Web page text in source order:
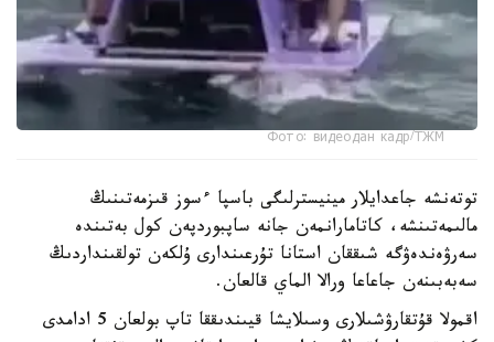
Фото: видеодан кадр/ТЖМ
توتەنشە جاعدايلار مينيسترلىگى باسپا ءسوز قىزمەتىنىڭ
مالىمەتىنشە، كاتامارانمەن جانە ساپبوردپەن كول بەتىندە
سەرۋەندەۋگە شىققان استانا تۇرعىندارى ۇلكەن تولقىنداردىڭ
سەبەبىنەن جاعاعا ورالا الماي قالعان.
اقمولا قۇتقارۋشىلارى وسىلايشا قيىندىققا تاپ بولعان 5 ادامدى